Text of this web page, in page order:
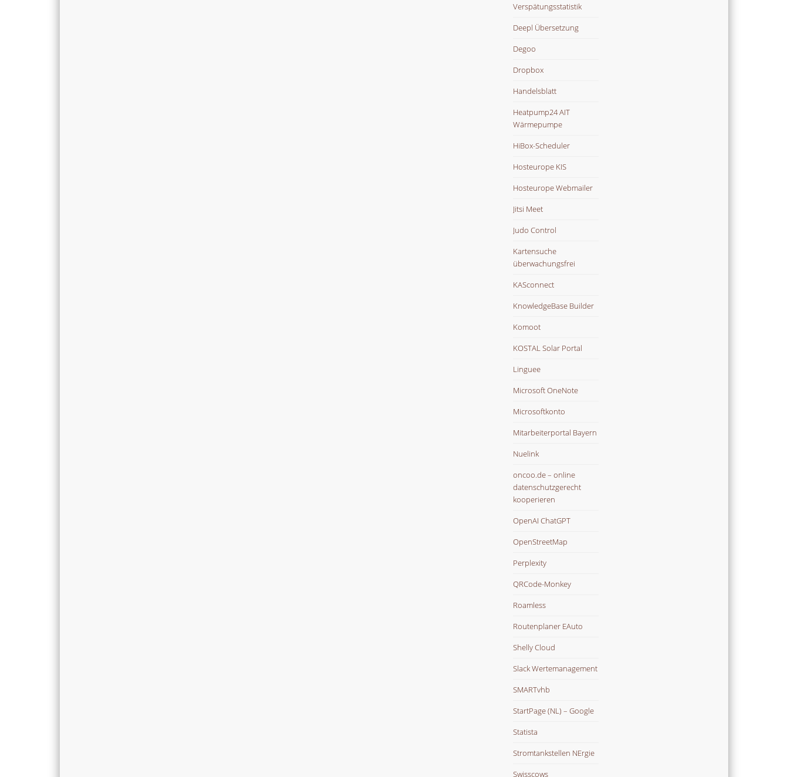
Verspätungsstatistik
Deepl Übersetzung
Degoo
Dropbox
Handelsblatt
Heatpump24 AIT
Wärmepumpe
HiBox-Scheduler
Hosteurope KIS
Hosteurope Webmailer
Jitsi Meet
Judo Control
Kartensuche
überwachungsfrei
KASconnect
KnowledgeBase Builder
Komoot
KOSTAL Solar Portal
Linguee
Microsoft OneNote
Microsoftkonto
Mitarbeiterportal Bayern
Nuelink
oncoo.de – online
datenschutzgerecht
kooperieren
OpenAI ChatGPT
OpenStreetMap
Perplexity
QRCode-Monkey
Roamless
Routenplaner EAuto
Shelly Cloud
Slack Wertemanagement
SMARTvhb
StartPage (NL) – Google
Statista
Stromtankstellen NErgie
Swisscows